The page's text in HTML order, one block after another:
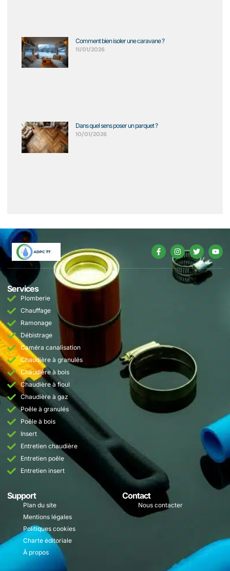
Comment bien isoler une caravane ?
11/01/2026
Dans quel sens poser un parquet ?
10/01/2026
Services
Plomberie
Chauffage
Ramonage
Débistrage
Caméra canalisation
Chaudière à granulés
Chaudière à bois
Chaudière à fioul
Chaudière à gaz
Poêle à granulés
Poêle à bois
Insert
Entretien chaudière
Entretien poêle
Entretien insert
Support
Plan du site
Mentions légales
Politiques cookies
Charte éditoriale
À propos
Contact
Nous contacter